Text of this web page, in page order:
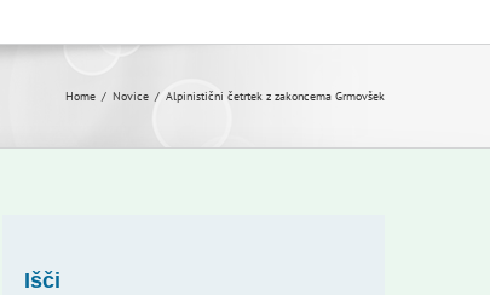
Home Novice Alpinistični četrtek z zakoncema Grmovšek
Išči